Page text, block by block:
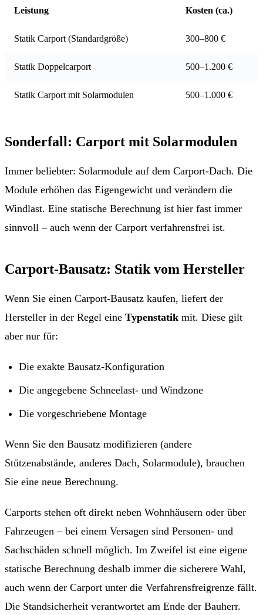
Leistung Kosten (ca.)
Statik Carport (Standardgröße) 300–800 €
Statik Doppelcarport 500–1.200 €
Statik Carport mit Solarmodulen 500–1.000 €
Sonderfall: Carport mit Solarmodulen
Immer beliebter: Solarmodule auf dem Carport-Dach. Die
Module erhöhen das Eigengewicht und verändern die
Windlast. Eine statische Berechnung ist hier fast immer
sinnvoll – auch wenn der Carport verfahrensfrei ist.
Carport-Bausatz: Statik vom Hersteller
Wenn Sie einen Carport-Bausatz kaufen, liefert der
Hersteller in der Regel eine Typenstatik mit. Diese gilt
aber nur für:
Die exakte Bausatz-Konfiguration
Die angegebene Schneelast- und Windzone
Die vorgeschriebene Montage
Wenn Sie den Bausatz modifizieren (andere
Stützenabstände, anderes Dach, Solarmodule), brauchen
Sie eine neue Berechnung.
Carports stehen oft direkt neben Wohnhäusern oder über
Fahrzeugen – bei einem Versagen sind Personen- und
Sachschäden schnell möglich. Im Zweifel ist eine eigene
statische Berechnung deshalb immer die sicherere Wahl,
auch wenn der Carport unter die Verfahrensfreigrenze fällt.
Die Standsicherheit verantwortet am Ende der Bauherr.